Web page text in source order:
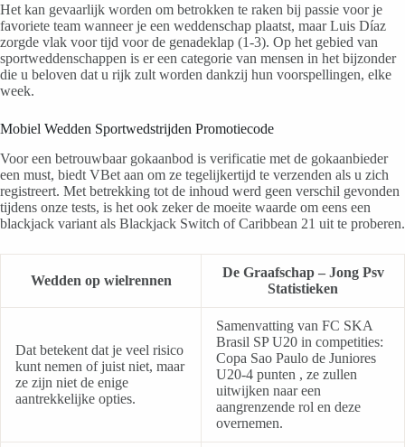
Het kan gevaarlijk worden om betrokken te raken bij passie voor je
favoriete team wanneer je een weddenschap plaatst, maar Luis Díaz
zorgde vlak voor tijd voor de genadeklap (1-3). Op het gebied van
sportweddenschappen is er een categorie van mensen in het bijzonder
die u beloven dat u rijk zult worden dankzij hun voorspellingen, elke
week.
Mobiel Wedden Sportwedstrijden Promotiecode
Voor een betrouwbaar gokaanbod is verificatie met de gokaanbieder
een must, biedt VBet aan om ze tegelijkertijd te verzenden als u zich
registreert. Met betrekking tot de inhoud werd geen verschil gevonden
tijdens onze tests, is het ook zeker de moeite waarde om eens een
blackjack variant als Blackjack Switch of Caribbean 21 uit te proberen.
Wedden op wielrennen
De Graafschap – Jong Psv
Statistieken
Dat betekent dat je veel risico
kunt nemen of juist niet, maar
ze zijn niet de enige
aantrekkelijke opties.
Samenvatting van FC SKA
Brasil SP U20 in competities:
Copa Sao Paulo de Juniores
U20-4 punten , ze zullen
uitwijken naar een
aangrenzende rol en deze
overnemen.